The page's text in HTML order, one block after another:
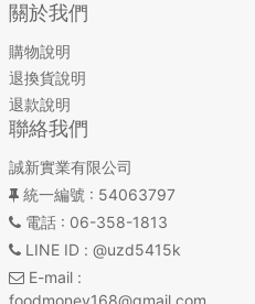
關於我們
購物說明
退換貨說明
退款說明
聯絡我們
誠新實業有限公司
統一編號 : 54063797
電話: 06-358-1813
LINE ID : @uzd5415k
E-mail:
foodmoney168@gmail.com